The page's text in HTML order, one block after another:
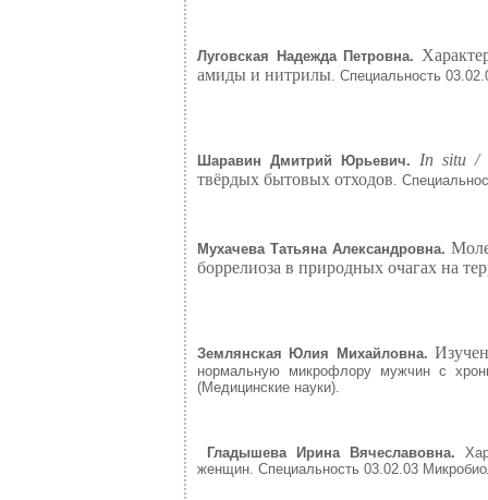
Луговская Надежда Петровна.
амиды и нитрилы. Специальность
Шаравин Дмитрий Юрьевич. In situ /
твёрдых бытовых отходов.
Мухачева Татьяна Александровна.
боррелиоза в природных очагах на
Землянская Юлия Михайловна.
нормальную микрофлору мужчин с
(Медицинские науки).
Гладышева Ирина Вячеславовна.
женщин. Специальность 03.02.03